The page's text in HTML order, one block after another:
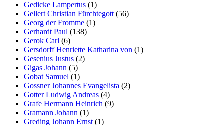
Gedicke Lampertus (1)
Gellert Christian Fürchtegott (56)
Georg der Fromme (1)
Gerhardt Paul (138)
Gerok Carl (6)
Gersdorff Henriette Katharina von (1)
Gesenius Justus (2)
Gigas Johann (5)
Gobat Samuel (1)
Gossner Johannes Evangelista (2)
Gotter Ludwig Andreas (4)
Grafe Hermann Heinrich (9)
Gramann Johann (1)
Greding Johann Ernst (1)